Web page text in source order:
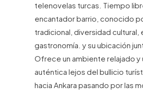
telenovelas turcas. Tiempo
encantador barrio, conocido
tradicional, diversidad cultural,
gastronomía. y su ubicación
Ofrece un ambiente relajado y
auténtica lejos del bullicio
hacia Ankara pasando por las